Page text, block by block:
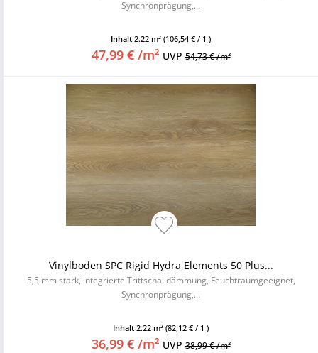
Synchronprägung,...
Inhalt 2.22 m² (106,54 € / 1 )
47,99 € /m² UVP54,73 € /m²
Vinylboden SPC Rigid Hydra Elements 50 Plus...
5,5 mm stark, integrierte Trittschalldämmung, Feuchtraumgeeignet,
Synchronprägung,...
Inhalt 2.22 m² (82,12 € / 1 )
36,99 € /m² UVP38,99 € /m²